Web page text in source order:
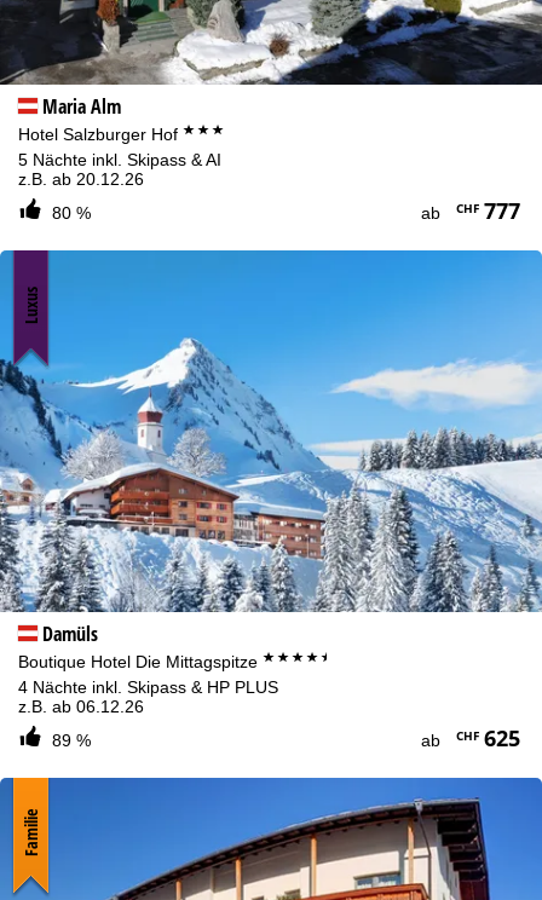
Maria Alm
Hotel Salzburger Hof ***
5 Nächte inkl. Skipass & AI
z.B. ab 20.12.26
80 %
ab CHF777
Damüls
Boutique Hotel Die Mittagspitze ****+
4 Nächte inkl. Skipass & HP PLUS
z.B. ab 06.12.26
89 %
ab CHF625
Luxus
Familie